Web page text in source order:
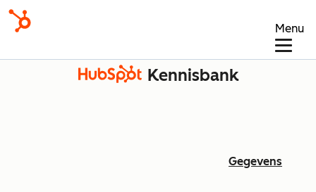
Menu
Kennisbank
Gegevens